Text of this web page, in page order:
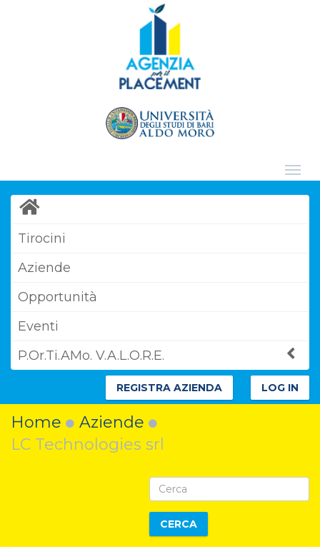
Tirocini
Aziende
Opportunità
Eventi
P.Or.Ti.AMo. V.A.L.O.R.E.
REGISTRA AZIENDA LOG IN
Home
Aziende
LC Technologies srl
CERCA